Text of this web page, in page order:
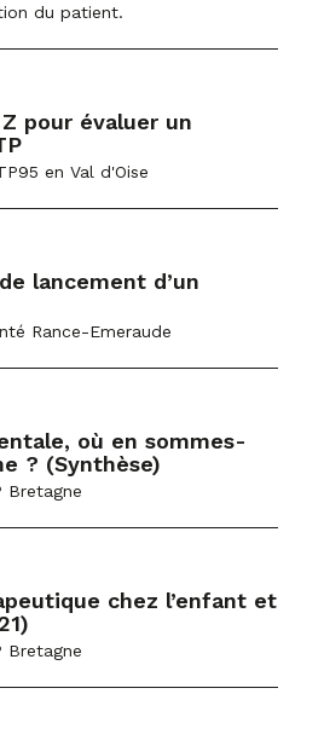
du patient.
pour évaluer un
en Val d'Oise
lancement d’un
Rance-Emeraude
où en sommes-
? (Synthèse)
Bretagne
chez l’enfant et
Bretagne